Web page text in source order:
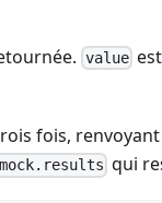
value
fois,
mock.results qui